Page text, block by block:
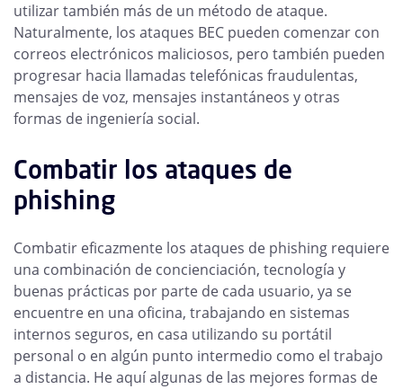
utilizar también más de un método de ataque.
Naturalmente, los ataques BEC pueden comenzar con
correos electrónicos maliciosos, pero también pueden
progresar hacia llamadas telefónicas fraudulentas,
mensajes de voz, mensajes instantáneos y otras
formas de ingeniería social.
Combatir los ataques de
phishing
Combatir eficazmente los ataques de phishing requiere
una combinación de concienciación, tecnología y
buenas prácticas por parte de cada usuario, ya se
encuentre en una oficina, trabajando en sistemas
internos seguros, en casa utilizando su portátil
personal o en algún punto intermedio como el trabajo
a distancia. He aquí algunas de las mejores formas de